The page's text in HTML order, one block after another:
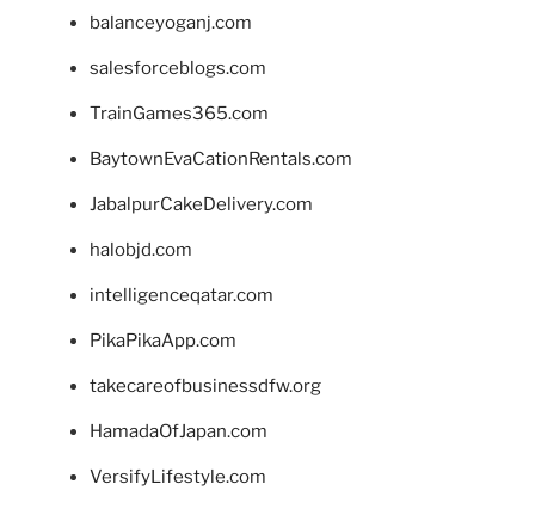
balanceyoganj.com
salesforceblogs.com
TrainGames365.com
BaytownEvaCationRentals.com
JabalpurCakeDelivery.com
halobjd.com
intelligenceqatar.com
PikaPikaApp.com
takecareofbusinessdfw.org
HamadaOfJapan.com
VersifyLifestyle.com